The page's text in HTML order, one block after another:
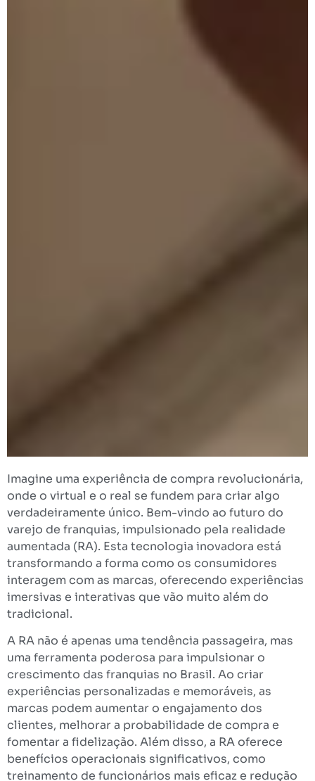
Imagine uma experiência de compra revolucionária,
onde o virtual e o real se fundem para criar algo
verdadeiramente único. Bem-vindo ao futuro do
varejo de franquias, impulsionado pela realidade
aumentada (RA). Esta tecnologia inovadora está
transformando a forma como os consumidores
interagem com as marcas, oferecendo experiências
imersivas e interativas que vão muito além do
tradicional.
A RA não é apenas uma tendência passageira, mas
uma ferramenta poderosa para impulsionar o
crescimento das franquias no Brasil. Ao criar
experiências personalizadas e memoráveis, as
marcas podem aumentar o engajamento dos
clientes, melhorar a probabilidade de compra e
fomentar a fidelização. Além disso, a RA oferece
benefícios operacionais significativos, como
treinamento de funcionários mais eficaz e redução